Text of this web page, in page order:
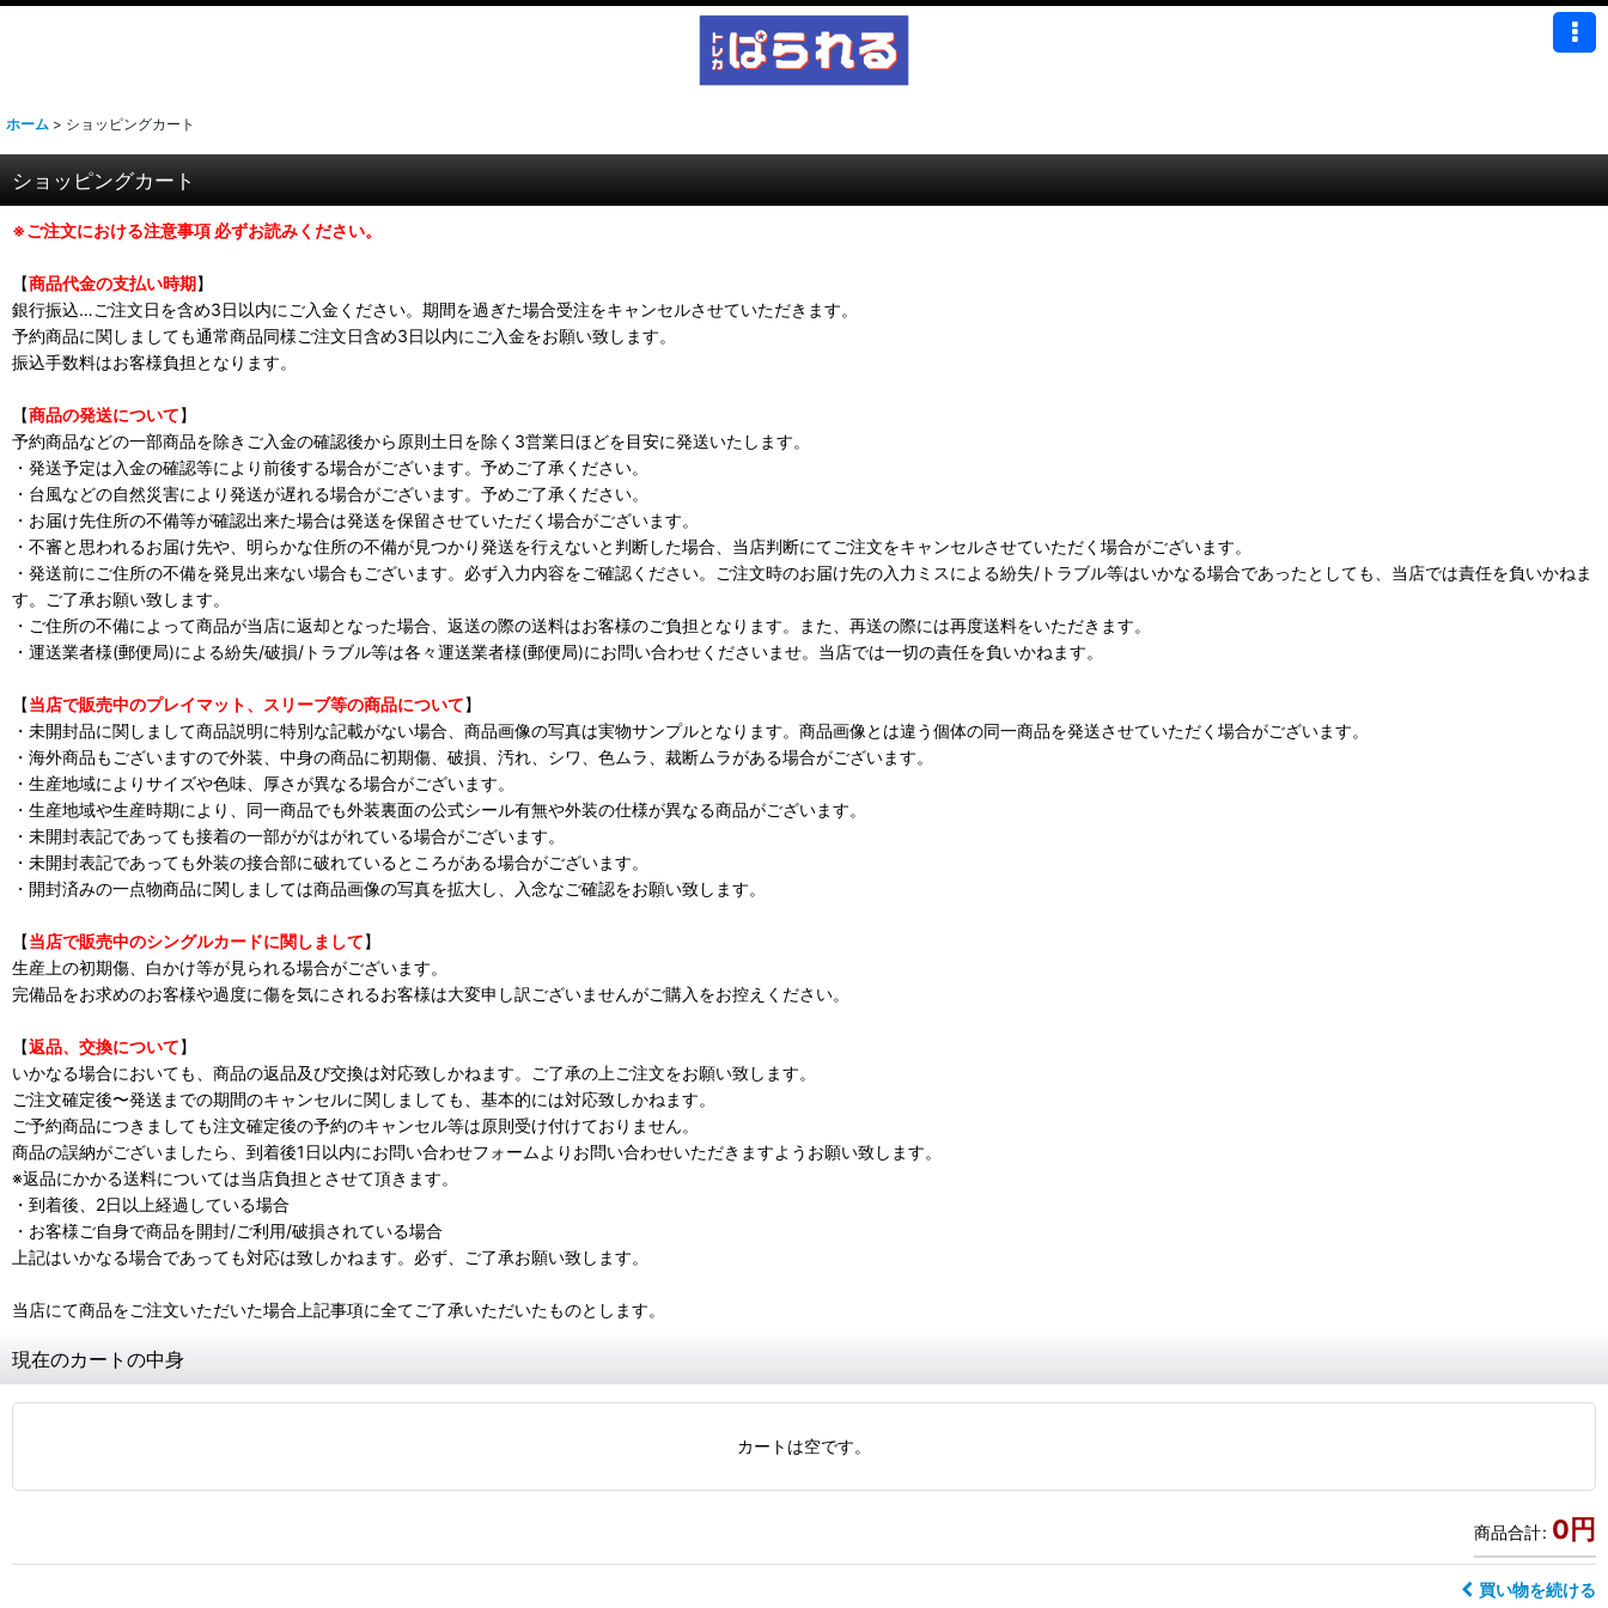
ホーム > ショッピングカート
ショッピングカート
※ご注文における注意事項 必ずお読みください。
【商品代金の支払い時期】
銀行振込…ご注文日を含め3日以内にご入金ください。期間を過ぎた場合受注をキャンセルさせていただきます。
予約商品に関しましても通常商品同様ご注文日含め3日以内にご入金をお願い致します。
振込手数料はお客様負担となります。
【商品の発送について】
予約商品などの一部商品を除きご入金の確認後から原則土日を除く3営業日ほどを目安に発送いたします。
・発送予定は入金の確認等により前後する場合がございます。予めご了承ください。
・台風などの自然災害により発送が遅れる場合がございます。予めご了承ください。
・お届け先住所の不備等が確認出来た場合は発送を保留させていただく場合がございます。
・不審と思われるお届け先や、明らかな住所の不備が見つかり発送を行えないと判断した場合、当店判断にてご注文をキャンセルさせていただく場合がございます。
・発送前にご住所の不備を発見出来ない場合もございます。必ず入力内容をご確認ください。ご注文時のお届け先の入力ミスによる紛失/トラブル等はいかなる場合であったとしても、当店では責任を負いかねま
す。ご了承お願い致します。
・ご住所の不備によって商品が当店に返却となった場合、返送の際の送料はお客様のご負担となります。また、再送の際には再度送料をいただきます。
・運送業者様(郵便局)による紛失/破損/トラブル等は各々運送業者様(郵便局)にお問い合わせくださいませ。当店では一切の責任を負いかねます。
【当店で販売中のプレイマット、スリーブ等の商品について】
・未開封品に関しまして商品説明に特別な記載がない場合、商品画像の写真は実物サンプルとなります。商品画像とは違う個体の同一商品を発送させていただく場合がございます。
・海外商品もございますので外装、中身の商品に初期傷、破損、汚れ、シワ、色ムラ、裁断ムラがある場合がございます。
・生産地域によりサイズや色味、厚さが異なる場合がございます。
・生産地域や生産時期により、同一商品でも外装裏面の公式シール有無や外装の仕様が異なる商品がございます。
・未開封表記であっても接着の一部ががはがれている場合がございます。
・未開封表記であっても外装の接合部に破れているところがある場合がございます。
・開封済みの一点物商品に関しましては商品画像の写真を拡大し、入念なご確認をお願い致します。
【当店で販売中のシングルカードに関しまして】
生産上の初期傷、白かけ等が見られる場合がございます。
完備品をお求めのお客様や過度に傷を気にされるお客様は大変申し訳ございませんがご購入をお控えください。
【返品、交換について】
いかなる場合においても、商品の返品及び交換は対応致しかねます。ご了承の上ご注文をお願い致します。
ご注文確定後〜発送までの期間のキャンセルに関しましても、基本的には対応致しかねます。
ご予約商品につきましても注文確定後の予約のキャンセル等は原則受け付けておりません。
商品の誤納がございましたら、到着後1日以内にお問い合わせフォームよりお問い合わせいただきますようお願い致します。
※返品にかかる送料については当店負担とさせて頂きます。
・到着後、2日以上経過している場合
・お客様ご自身で商品を開封/ご利用/破損されている場合
上記はいかなる場合であっても対応は致しかねます。必ず、ご了承お願い致します。
当店にて商品をご注文いただいた場合上記事項に全てご了承いただいたものとします。
現在のカートの中身
カートは空です。
商品合計: 0円
買い物を続ける